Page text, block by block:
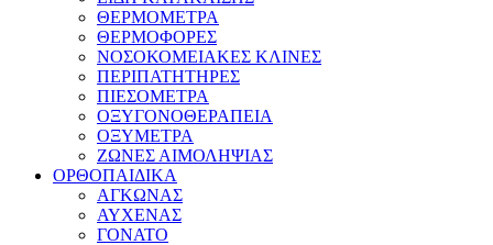
ΘΕΡΜΟΜΕΤΡΑ
ΘΕΡΜΟΦΟΡΕΣ
ΝΟΣΟΚΟΜΕΙΑΚΕΣ ΚΛΙΝΕΣ
ΠΕΡΙΠΑΤΗΤΗΡΕΣ
ΠΙΕΣΟΜΕΤΡΑ
ΟΞΥΓΟΝΟΘΕΡΑΠΕΙΑ
ΟΞΥΜΕΤΡΑ
ΖΩΝΕΣ ΑΙΜΟΛΗΨΙΑΣ
ΟΡΘΟΠΑΙΔΙΚΑ
ΑΓΚΩΝΑΣ
ΑΥΧΕΝΑΣ
ΓΟΝΑΤΟ